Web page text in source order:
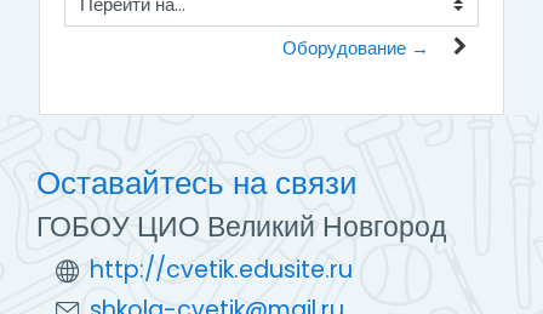
Перейти на...
Оборудование →
Оставайтесь на связи
ГОБОУ ЦИО Великий Новгород
http://cvetik.edusite.ru